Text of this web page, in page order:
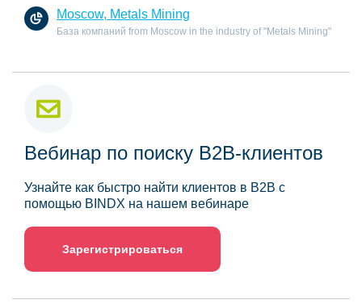
Moscow, Metals Mining
База компаний from Moscow in the industry of "Metals Mining"
Вебинар по поиску B2B-клиентов
Узнайте как быстро найти клиентов в B2B с
помощью BINDX на нашем вебинаре
Зарегистрироваться